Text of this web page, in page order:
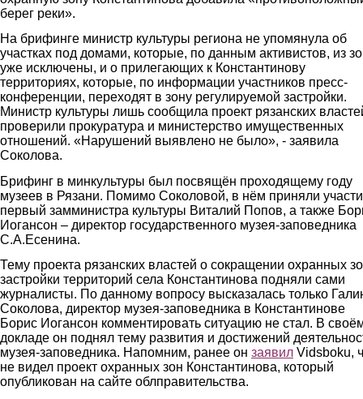
берег реки».
На брифинге министр культуры региона не упомянула об
участках под домами, которые, по данным активистов, из
уже исключены, и о прилегающих к Константинову
территориях, которые, по информации участников пресс-
конференции, переходят в зону регулируемой застройки.
Министр культуры лишь сообщила проект рязанских
проверили прокуратура и министерство имущественных
отношений. «Нарушений выявлено не было», - заявила
Соколова.
Брифинг в минкультуры был посвящён проходящему году
музеев в Рязани. Помимо Соколовой, в нём приняли
первый замминистра культуры Виталий Попов, а также
Иогансон – директор государственного музея-заповедника
С.А.Есенина.
Тему проекта рязанских властей о сокращении охранных
застройки территорий села Константинова подняли сами
журналисты. По данному вопросу высказалась только
Соколова, директор музея-заповедника в Константинове
Борис Иогансон комментировать ситуацию не стал. В
докладе он поднял тему развития и достижений
музея-заповедника. Напомним, ранее он заявил Vidsboku,
не видел проект охранных зон Константинова, который
опубликован на сайте облправительства.